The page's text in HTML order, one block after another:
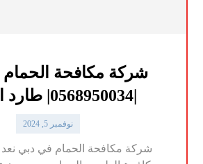
شركة مكافحة
|0568950034| طارد الحمام
نوفمبر 5, 2024
شركة مكافحة الحمام في دبي